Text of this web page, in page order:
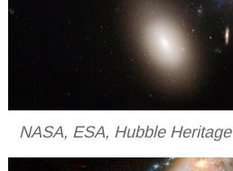
NASA, ESA, Hubble